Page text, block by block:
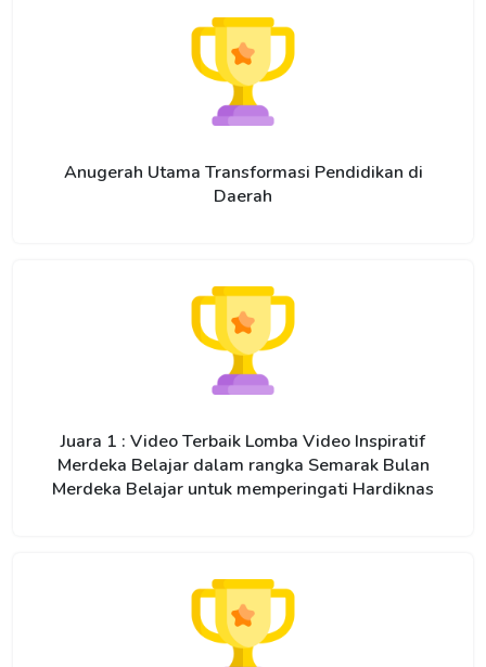
Anugerah Utama Transformasi Pendidikan di
Daerah
Juara 1 : Video Terbaik Lomba Video Inspiratif
Merdeka Belajar dalam rangka Semarak Bulan
Merdeka Belajar untuk memperingati Hardiknas